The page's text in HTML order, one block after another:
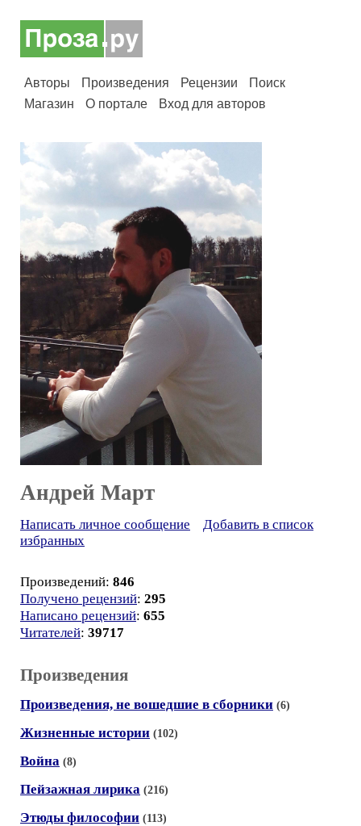
Авторы Произведения Рецензии
Поиск
Магазин
О портале Вход для авторов
Андрей Март
Написать личное сообщение
Добавить в список
избранных
Произведений: 846
Получено рецензий: 295
Написано рецензий: 655
Читателей: 39717
Произведения
Произведения, не вошедшие в сборники (6)
Жизненные истории (102)
Война (8)
Пейзажная лирика (216)
Этюды философии (113)